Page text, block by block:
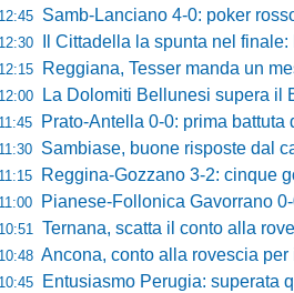
12:45 Samb-Lanciano 4-0: poker rossoblù nella ripresa
12:30 Il Cittadella la spunta nel finale:
12:15 Reggiana, Tesser manda un messaggio chiaro:
12:00 La Dolomiti Bellunesi supera il
11:45 Prato-Antella 0-0: prima battuta
11:30 Sambiase, buone risposte dal campo:
11:15 Reggina-Gozzano 3-2: cinque gol nel primo tempo
11:00 Pianese-Follonica Gavorrano 0-0: segnali
10:51 Ternana, scatta il conto alla rovescia: Costanzo
10:48 Ancona, conto alla rovescia per il sipario:
10:45 Entusiasmo Perugia: superata quota